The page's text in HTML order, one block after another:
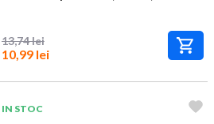
13,74 lei
10,99 lei
IN STOC